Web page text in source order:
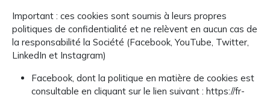
Important : ces cookies sont soumis à leurs propres
politiques de confidentialité et ne relèvent en aucun cas de
la responsabilité la Société (Facebook, YouTube, Twitter,
LinkedIn et Instagram)
Facebook, dont la politique en matière de cookies est
consultable en cliquant sur le lien suivant : https://fr-